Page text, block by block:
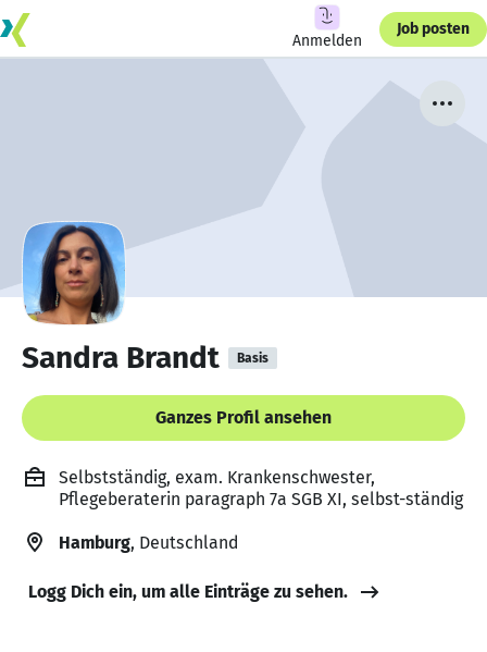
Anmelden
Job posten
Sandra Brandt Basis
Ganzes Profil ansehen
Selbstständig, exam. Krankenschwester,
Pflegeberaterin paragraph 7a SGB XI, selbst-ständig
Hamburg, Deutschland
Logg Dich ein, um alle Einträge zu sehen.